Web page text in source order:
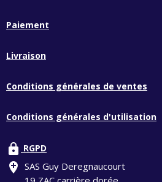
Paiement
Livraison
Conditions générales de ventes
Conditions générales d'utilisation
lock RGPD
add_location SAS Guy Deregnaucourt